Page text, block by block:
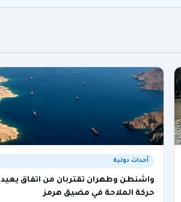
أحداث دولية
واشنطن وطهران تقتربان من اتفاق يعيد
حركة الملاحة في مضيق هرمز